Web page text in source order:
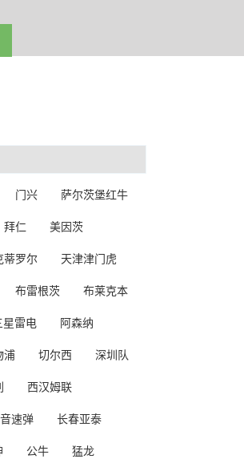
门兴 萨尔茨堡红牛
拜仁 美因茨
蒂罗尔 天津津门虎
布雷根茨 布莱克本
星雷电 阿森纳
浦 切尔西 深圳队
西汉姆联
速弹 长春亚泰
公牛 猛龙